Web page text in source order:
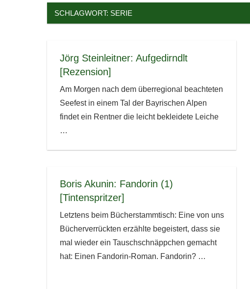
SCHLAGWORT: SERIE
Jörg Steinleitner: Aufgedirndlt
[Rezension]
Am Morgen nach dem überregional beachteten
Seefest in einem Tal der Bayrischen Alpen
findet ein Rentner die leicht bekleidete Leiche
…
Boris Akunin: Fandorin (1)
[Tintenspritzer]
Letztens beim Bücherstammtisch: Eine von uns
Bücherverrückten erzählte begeistert, dass sie
mal wieder ein Tauschschnäppchen gemacht
hat: Einen Fandorin-Roman. Fandorin? …